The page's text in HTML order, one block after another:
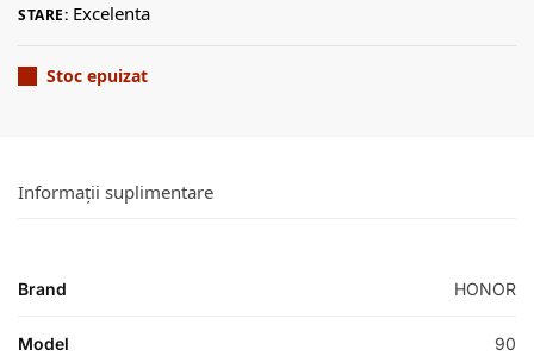
STARE: Excelenta
Stoc epuizat
Informații suplimentare
Brand HONOR
Model 90